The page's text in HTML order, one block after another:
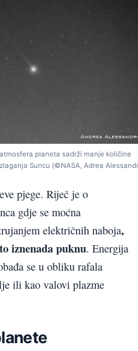
planeta sadrži manje količine
Suncu (©NASA, Adrea
pjege. Riječ je o
gdje se moćna
električnih naboja,
iznenada puknu. Energija
se u obliku rafala
ili kao valovi plazme